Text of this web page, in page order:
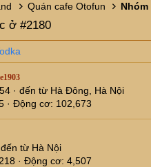
Quán cafe Otofun
ở #2180
54 · đến từ Hà Đông, Hà Nội
Động cơ 102,673
đến từ Hà Nội
218 Động cơ 4,507